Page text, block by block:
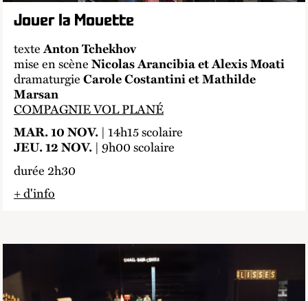
Jouer la Mouette
texteAnton Tchekhov
mise en scèneNicolas Arancibia et Alexis Moati
dramaturgieCarole Costantini et Mathilde
Marsan
COMPAGNIE VOL PLANÉ
MAR. 10 NOV. | 14h15 scolaire
JEU. 12 NOV. | 9h00 scolaire
durée 2h30
+ d'info
lien externe